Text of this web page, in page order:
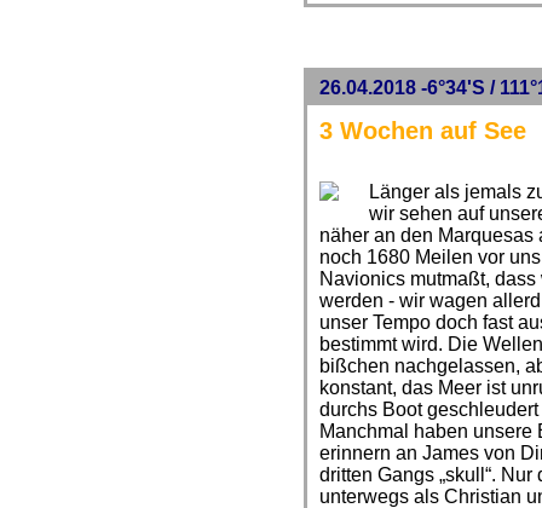
26.04.2018 -6°34'S /
3 Wochen auf See
Länger als jemals
wir sehen auf
näher an den Marquesas
noch 1680 Meilen vor
Navionics mutmaßt,
werden - wir wagen
unser Tempo doch fast
bestimmt wird. Die
bißchen nachgelassen,
konstant, das Meer ist
durchs Boot
Manchmal haben
erinnern an James von
dritten Gangs „skull“.
unterwegs als Christian